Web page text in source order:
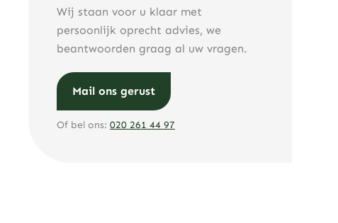
Wij staan voor u klaar met
persoonlijk oprecht advies, we
beantwoorden graag al uw vragen.
Mail ons gerust
Of bel ons: 020 261 44 97